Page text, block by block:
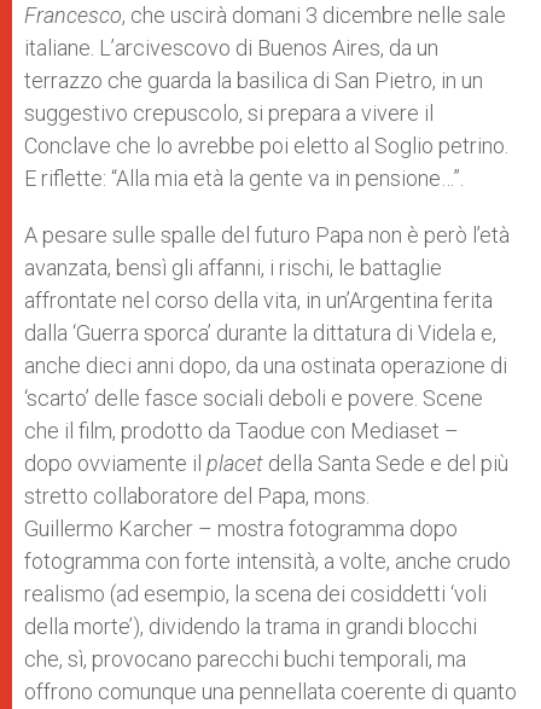
Francesco, che uscirà domani 3 dicembre nelle sale
italiane. L’arcivescovo di Buenos Aires, da un
terrazzo che guarda la basilica di San Pietro, in un
suggestivo crepuscolo, si prepara a vivere il
Conclave che lo avrebbe poi eletto al Soglio petrino.
E riflette: “Alla mia età la gente va in pensione…”.
A pesare sulle spalle del futuro Papa non è però l’età
avanzata, bensì gli affanni, i rischi, le battaglie
affrontate nel corso della vita, in un’Argentina ferita
dalla ‘Guerra sporca’ durante la dittatura di Videla e,
anche dieci anni dopo, da una ostinata operazione di
‘scarto’ delle fasce sociali deboli e povere. Scene
che il film, prodotto da Taodue con Mediaset –
dopo ovviamente il placet della Santa Sede e del più
stretto collaboratore del Papa, mons.
Guillermo Karcher – mostra fotogramma dopo
fotogramma con forte intensità, a volte, anche crudo
realismo (ad esempio, la scena dei cosiddetti ‘voli
della morte’), dividendo la trama in grandi blocchi
che, sì, provocano parecchi buchi temporali, ma
offrono comunque una pennellata coerente di quanto